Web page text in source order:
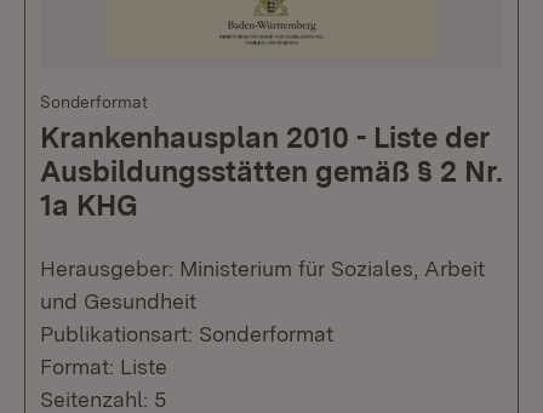
Sonderformat
Krankenhausplan 2010 - Liste der
Ausbildungsstätten gemäß § 2 Nr.
1a KHG
Herausgeber: Ministerium für Soziales, Arbeit
und Gesundheit
Publikationsart: Sonderformat
Format: Liste
Seitenzahl: 5